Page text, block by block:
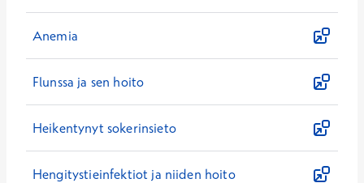
Anemia
Flunssa ja sen hoito
Heikentynyt sokerinsieto
Hengitystieinfektiot ja niiden hoito